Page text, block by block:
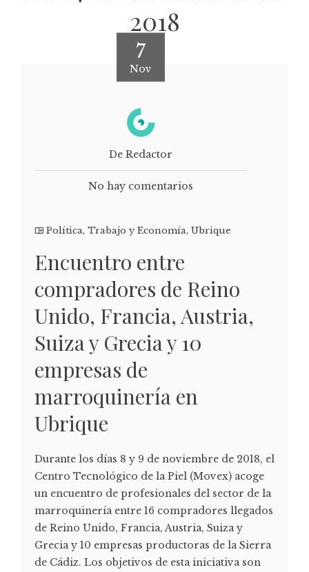
2018
7
Nov
De Redactor
No hay comentarios
Política, Trabajo y Economía, Ubrique
Encuentro entre
compradores de Reino
Unido, Francia, Austria,
Suiza y Grecia y 10
empresas de
marroquinería en
Ubrique
Durante los días 8 y 9 de noviembre de 2018, el
Centro Tecnológico de la Piel (Movex) acoge
un encuentro de profesionales del sector de la
marroquinería entre 16 compradores llegados
de Reino Unido, Francia, Austria, Suiza y
Grecia y 10 empresas productoras de la Sierra
de Cádiz. Los objetivos de esta iniciativa son